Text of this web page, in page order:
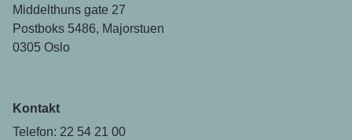
Middelthuns gate 27
Postboks 5486, Majorstuen
0305 Oslo
Kontakt
Telefon: 22 54 21 00